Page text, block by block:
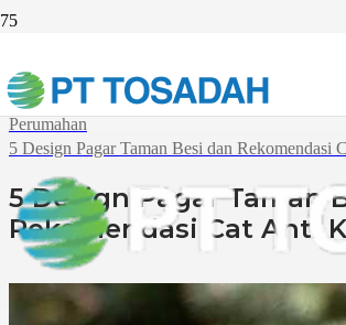
Beranda
Industri
Perumahan
5 Design Pagar Taman Besi dan Rekomendasi
5 Design Pagar Taman
Rekomendasi Cat Anti